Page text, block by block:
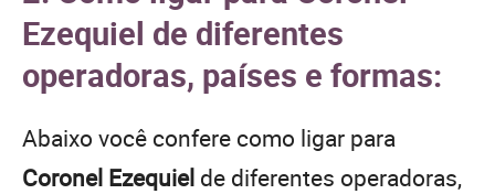
Ezequiel de diferentes
operadoras, países e formas:
Abaixo você confere como ligar para
Coronel Ezequiel de diferentes operadoras,